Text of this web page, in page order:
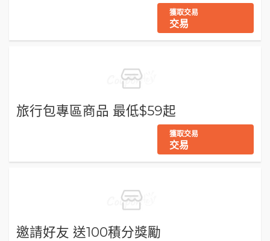
獲取交易
交易
旅行包專區商品 最低$59起
獲取交易
交易
邀請好友 送100積分獎勵